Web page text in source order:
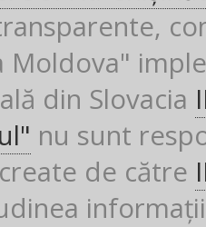
Moldova"
din Slovacia
nu sunt
de către